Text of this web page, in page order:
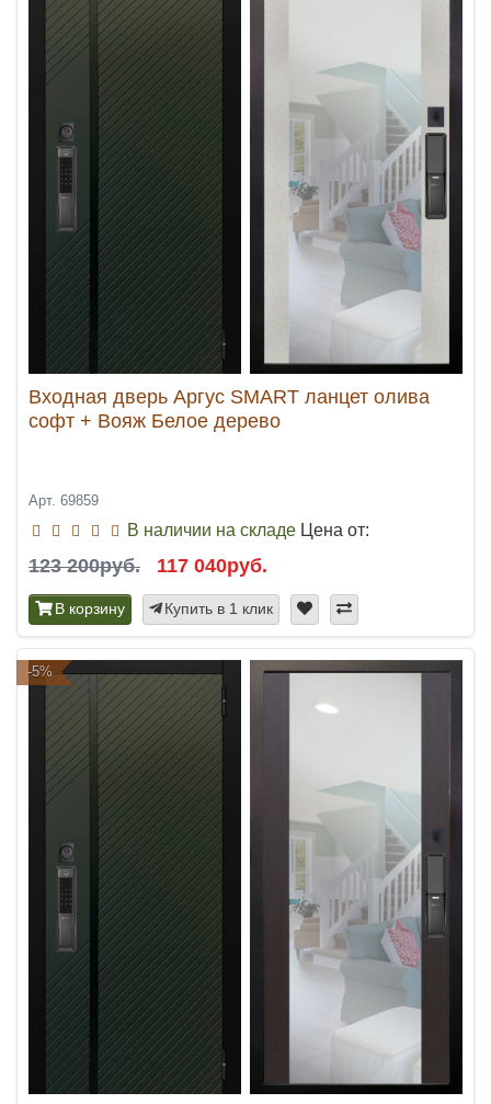
Входная дверь Аргус SMART ланцет олива
софт + Вояж Белое дерево
Арт. 69859
В наличии на складе Цена от:
123 200руб. 117 040руб.
В корзину Купить в 1 клик
-5%